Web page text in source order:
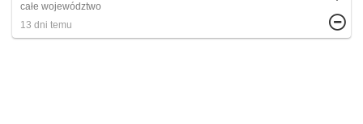
całe województwo
13 dni temu